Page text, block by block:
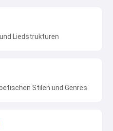
Liedstrukturen
Stilen und Genres